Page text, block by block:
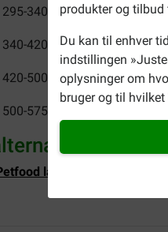
produkter og
Du kan til enhver
indstillingen
oplysninger om
bruger og til
295-340
340-420
420-500
500-575
lam presset